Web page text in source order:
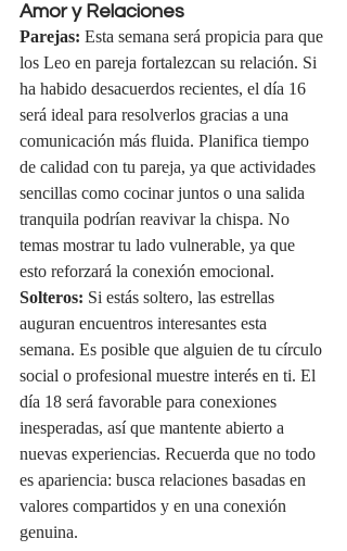
Amor y Relaciones
Parejas: Esta semana será propicia para que
los Leo en pareja fortalezcan su relación. Si
ha habido desacuerdos recientes, el día 16
será ideal para resolverlos gracias a una
comunicación más fluida. Planifica tiempo
de calidad con tu pareja, ya que actividades
sencillas como cocinar juntos o una salida
tranquila podrían reavivar la chispa. No
temas mostrar tu lado vulnerable, ya que
esto reforzará la conexión emocional.
Solteros: Si estás soltero, las estrellas
auguran encuentros interesantes esta
semana. Es posible que alguien de tu círculo
social o profesional muestre interés en ti. El
día 18 será favorable para conexiones
inesperadas, así que mantente abierto a
nuevas experiencias. Recuerda que no todo
es apariencia: busca relaciones basadas en
valores compartidos y en una conexión
genuina.